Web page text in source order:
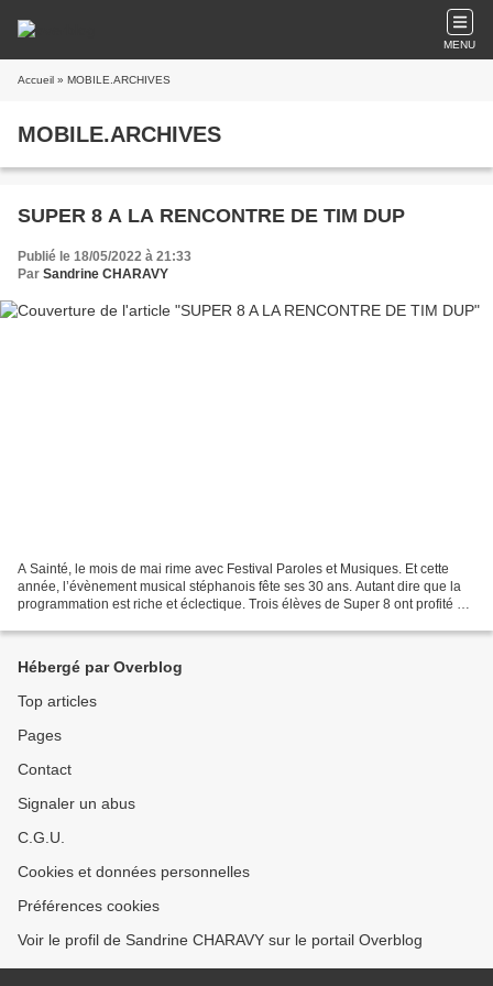
MENU
Accueil » MOBILE.ARCHIVES
MOBILE.ARCHIVES
SUPER 8 A LA RENCONTRE DE TIM DUP
Publié le 18/05/2022 à 21:33
Par Sandrine CHARAVY
A Sainté, le mois de mai rime avec Festival Paroles et Musiques. Et cette
année, l’évènement musical stéphanois fête ses 30 ans. Autant dire que la
programmation est riche et éclectique. Trois élèves de Super 8 ont profité de
Hébergé par Overblog
Top articles
Pages
Contact
Signaler un abus
C.G.U.
Cookies et données personnelles
Préférences cookies
Voir le profil de Sandrine CHARAVY sur le portail Overblog